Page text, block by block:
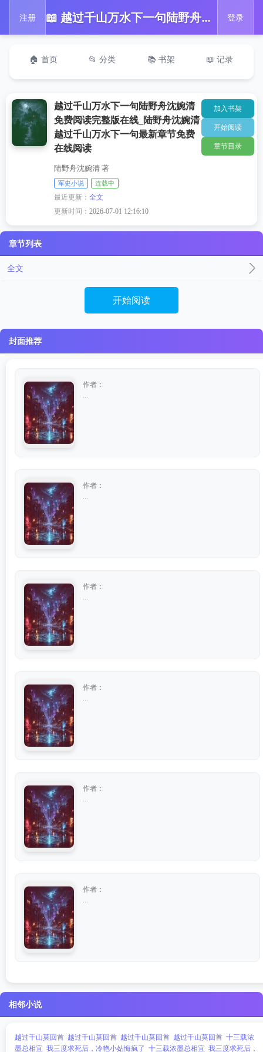
注册 📖 越过千山万水下一句陆野舟沈婉清免费阅读完整版在线_陆野舟沈婉清越过千山万水下一句最新章节免费在线阅读 登录
🏠 首页 📂 分类 📚 书架 📖 记录
越过千山万水下一句陆野舟沈婉清
免费阅读完整版在线_陆野舟沈婉清
越过千山万水下一句最新章节免费
在线阅读
陆野舟沈婉清 著
军史小说 连载中
最近更新：全文
更新时间：2026-07-01 12:16:10
加入书架
开始阅读
章节目录
章节列表
全文
开始阅读
封面推荐
作者：
作者：
作者：
作者：
作者：
作者：
相邻小说
越过千山莫回首 越过千山莫回首 越过千山莫回首 越过千山莫回首 十三载浓
墨总相宜 我三度求死后，冷艳小姑悔疯了 十三载浓墨总相宜 我三度求死后，